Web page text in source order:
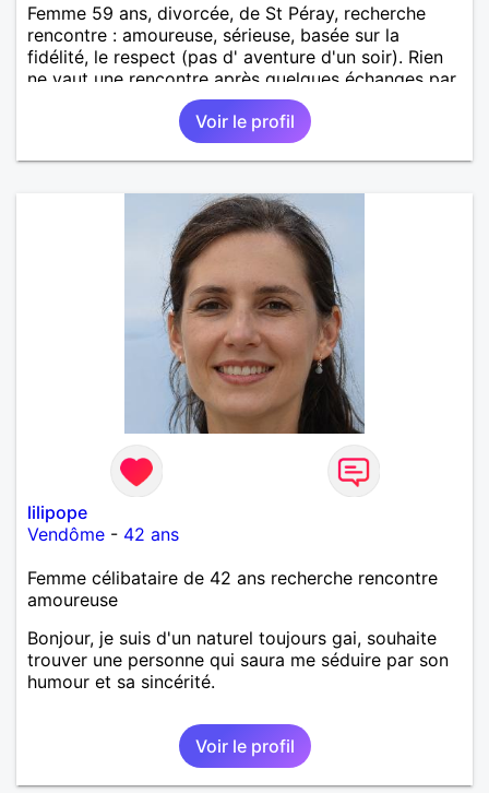
Femme 59 ans, divorcée, de St Péray, recherche
rencontre : amoureuse, sérieuse, basée sur la
fidélité, le respect (pas d' aventure d'un soir). Rien
ne vaut une rencontre après quelques échanges par
messages pour savoir si il y a un feeling entre les
deux et le désir de se revoir. Au plaisir de se
Voir le profil
lilipope
Vendôme - 42 ans
Femme célibataire de 42 ans recherche rencontre
amoureuse
Bonjour, je suis d'un naturel toujours gai, souhaite
trouver une personne qui saura me séduire par son
humour et sa sincérité.
Voir le profil